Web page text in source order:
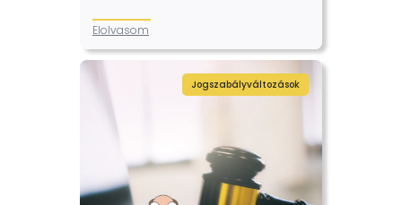
vállalkozásoknak elérhetővé kell
szolgáltatását is vásárlóik számára,
ezzel lehetőséget…
Elolvasom
Jogszabályváltozások